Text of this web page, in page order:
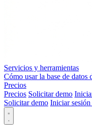
Servicios y herramientas
Cómo usar la base de datos
Precios
Precios Solicitar demo
Solicitar demo Iniciar sesión